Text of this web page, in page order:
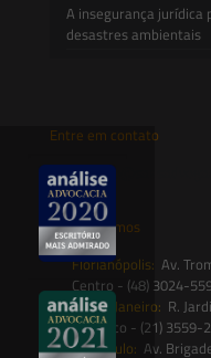
A insegurança jurídica
desastres ambientais
Entre em contato
Onde estamos
Florianópolis: Av.
Centro - (48) 3024-
Rio de Janeiro: R.
Botânico - (21) 3559-
São Paulo: Av.